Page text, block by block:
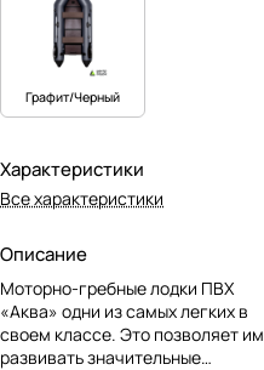
Графит/Черный
Характеристики
Все характеристики
Описание
Моторно-гребные лодки ПВХ
«Аква» одни из самых легких в
своем классе. Это позволяет им
развивать значительные